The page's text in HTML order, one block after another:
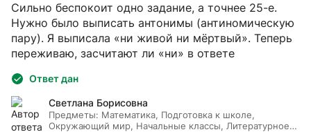
Сильно беспокоит одно задание, а точнее 25-е.
Нужно было выписать антонимы (антиномическую
пару). Я выписала «ни живой ни мёртвый». Теперь
переживаю, засчитают ли «ни» в ответе
Ответ дан
Светлана Борисовна
Предметы: Математика, Подготовка к школе,
Окружающий мир, Начальные классы, Литературное